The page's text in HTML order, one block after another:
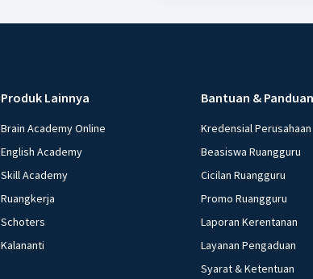
Produk Lainnya
Brain Academy Online
English Academy
Skill Academy
Ruangkerja
Schoters
Kalananti
Bantuan & Panduan
Kredensial Perusahaan
Beasiswa Ruangguru
Cicilan Ruangguru
Promo Ruangguru
Laporan Kerentanan
Layanan Pengaduan
Syarat & Ketentuan